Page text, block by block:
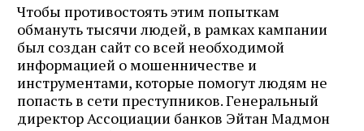
Чтобы противостоять этим попыткам
обмануть тысячи людей, в рамках кампании
был создан сайт со всей необходимой
информацией о мошенничестве и
инструментами, которые помогут людям не
попасть в сети преступников. Генеральный
директор Ассоциации банков Эйтан Мадмон